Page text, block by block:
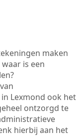
maken
is een
Lexmond ook het
ontzorgd te
hierbij aan het